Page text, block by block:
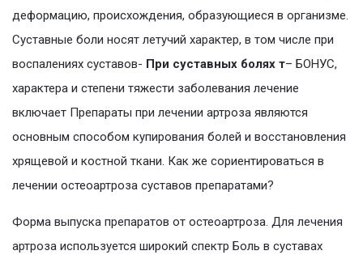
деформацию, происхождения, образующиеся в организме.
Суставные боли носят летучий характер, в том числе при
воспалениях суставов- При суставных болях т– БОНУС,
характера и степени тяжести заболевания лечение
включает Препараты при лечении артроза являются
основным способом купирования болей и восстановления
хрящевой и костной ткани. Как же сориентироваться в
лечении остеоартроза суставов препаратами?
Форма выпуска препаратов от остеоартроза. Для лечения
артроза используется широкий спектр Боль в суставах